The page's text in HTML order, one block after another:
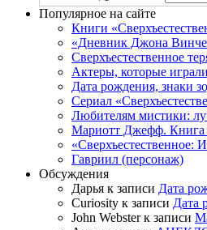
Популярное на сайте
Книги
«Дневник Джона
Сверхъестественное
Актеры, которые
Дата рождения, знаки
Сериал
Любителям мистики:
Мариотт Джефф. Книга
«Сверхъестественное:
Гавриил (персонаж)
Обсуждения
Дарья к записи Дата
Curiosity к записи Дата
John Webster к записи